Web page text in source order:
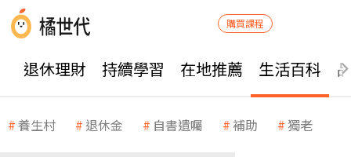
購買課程
退休理財 持續學習 在地推薦 生活百科
養生村 退休金 自書遺囑 補助 獨老